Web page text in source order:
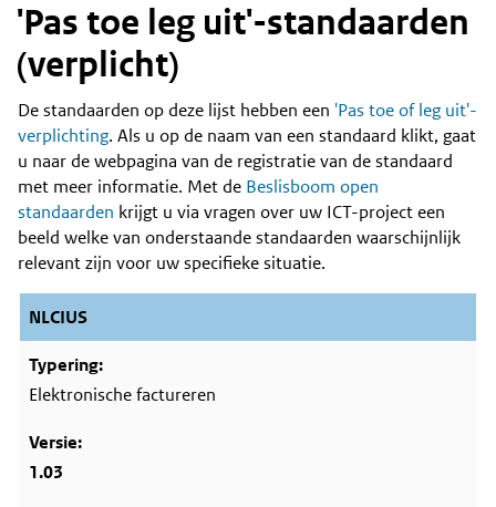
'Pas toe leg uit'-standaarden
(verplicht)
Content
De standaarden op deze lijst hebben een 'Pas toe of leg uit'-
verplichting. Als u op de naam van een standaard klikt, gaat
u naar de webpagina van de registratie van de standaard
met meer informatie. Met de Beslisboom open
standaarden krijgt u via vragen over uw ICT-project een
beeld welke van onderstaande standaarden waarschijnlijk
relevant zijn voor uw specifieke situatie.
NLCIUS
Elektronische factureren
1.03